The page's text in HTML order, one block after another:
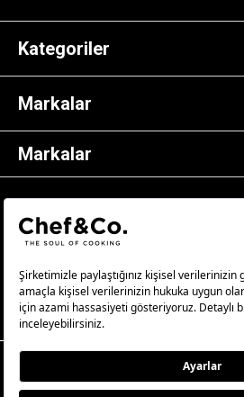
Kategoriler
Markalar
Markalar
© 2023 Chef&Co